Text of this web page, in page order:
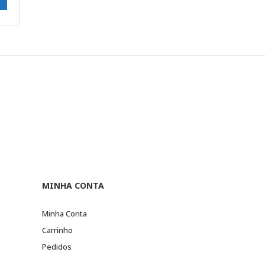
MINHA CONTA
Minha Conta
Carrinho
Pedidos